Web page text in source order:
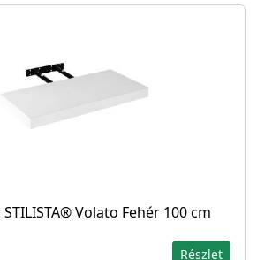
STILISTA® Volato Fehér 100 cm
Részlet